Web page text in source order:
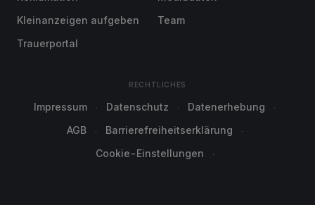
Kleinanzeigen aufgeben
Trauerportal
Team
RECHTLICHES
Impressum Datenschutz
Datenerhebung
AGB
Barrierefreiheitserklärung
Cookie-Einstellungen